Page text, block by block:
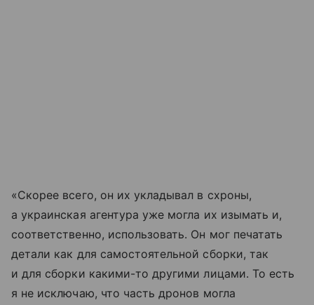
«Скорее всего, он их укладывал в схроны,
а украинская агентура уже могла их изымать и,
соответственно, использовать. Он мог печатать
детали как для самостоятельной сборки, так
и для сборки какими-то другими лицами. То есть
я не исключаю, что часть дронов могла